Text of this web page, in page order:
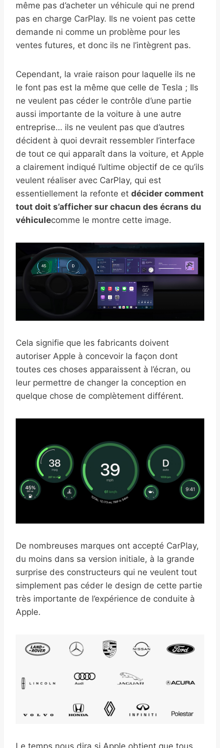
même pas d’acheter un véhicule qui ne prend
pas en charge CarPlay. Ils ne voient pas cette
demande ni comme un problème pour les
ventes futures, et donc ils ne l’intègrent pas.
Cependant, la vraie raison pour laquelle ils ne
le font pas est la même que celle de Tesla ; Ils
ne veulent pas céder le contrôle d’une partie
aussi importante de la voiture à une autre
entreprise… ils ne veulent pas que d’autres
décident à quoi devrait ressembler l’interface
de tout ce qui apparaît dans la voiture, et Apple
a clairement indiqué l’ultime objectif de ce qu’ils
veulent réaliser avec CarPlay, qui est
essentiellement la refonte et décider comment
tout doit s’afficher sur chacun des écrans du
véhiculecomme le montre cette image.
Cela signifie que les fabricants doivent
autoriser Apple à concevoir la façon dont
toutes ces choses apparaissent à l’écran, ou
leur permettre de changer la conception en
quelque chose de complètement différent.
De nombreuses marques ont accepté CarPlay,
du moins dans sa version initiale, à la grande
surprise des constructeurs qui ne veulent tout
simplement pas céder le design de cette partie
très importante de l’expérience de conduite à
Apple.